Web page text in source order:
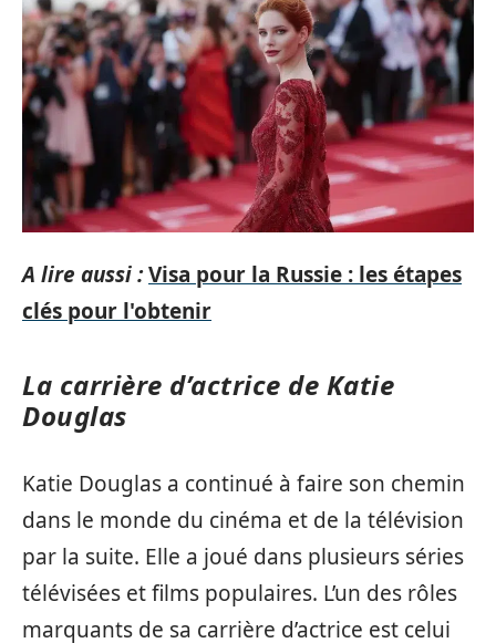
A lire aussi :Visa pour la Russie : les étapes
clés pour l'obtenir
La carrière d’actrice de Katie
Douglas
Katie Douglas a continué à faire son chemin
dans le monde du cinéma et de la télévision
par la suite. Elle a joué dans plusieurs séries
télévisées et films populaires. L’un des rôles
marquants de sa carrière d’actrice est celui